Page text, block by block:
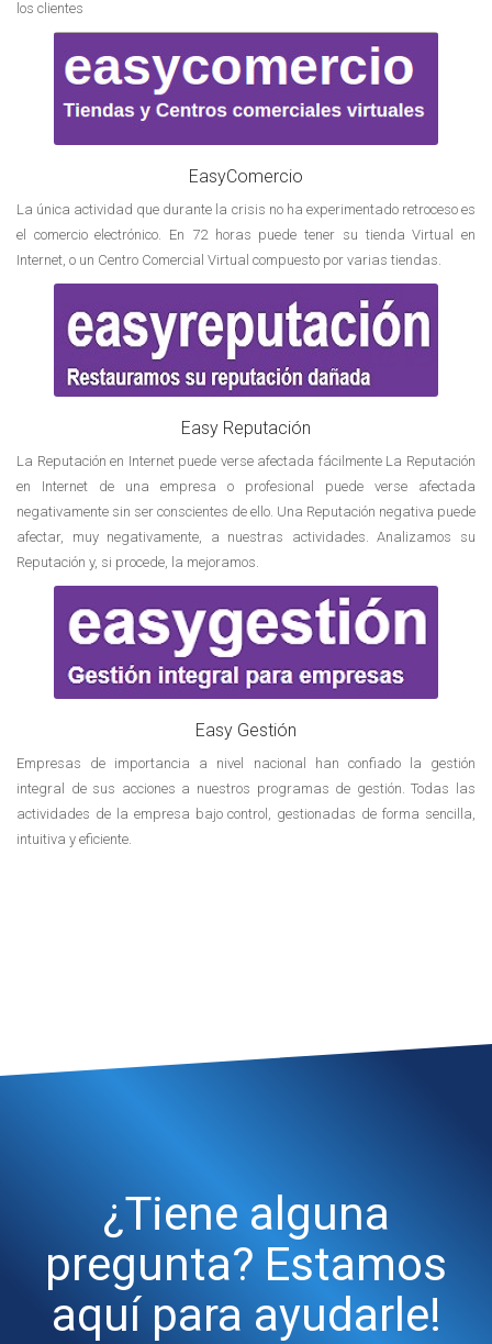
los clientes
EasyComercio
La única actividad que durante la crisis no ha experimentado retroceso es
el comercio electrónico. En 72 horas puede tener su tienda Virtual en
Internet, o un Centro Comercial Virtual compuesto por varias tiendas.
Easy Reputación
La Reputación en Internet puede verse afectada fácilmente La Reputación
en Internet de una empresa o profesional puede verse afectada
negativamente sin ser conscientes de ello. Una Reputación negativa puede
afectar, muy negativamente, a nuestras actividades. Analizamos su
Reputación y, si procede, la mejoramos.
Easy Gestión
Empresas de importancia a nivel nacional han confiado la gestión
integral de sus acciones a nuestros programas de gestión. Todas las
actividades de la empresa bajo control, gestionadas de forma sencilla,
intuitiva y eficiente.
¿Tiene alguna
pregunta? Estamos
aquí para ayudarle!